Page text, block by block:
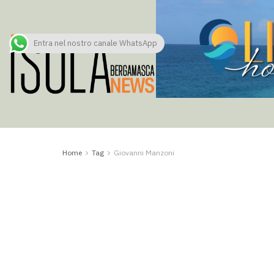
Home Tag Giovanni Manzoni
Entra nel nostro canale WhatsApp